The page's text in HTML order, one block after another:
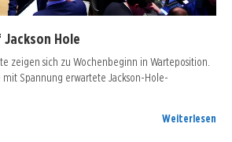
Hole
zeigen sich zu Wochenbeginn in Warteposition.
Spannung erwartete Jackson-Hole-
Weiterlesen